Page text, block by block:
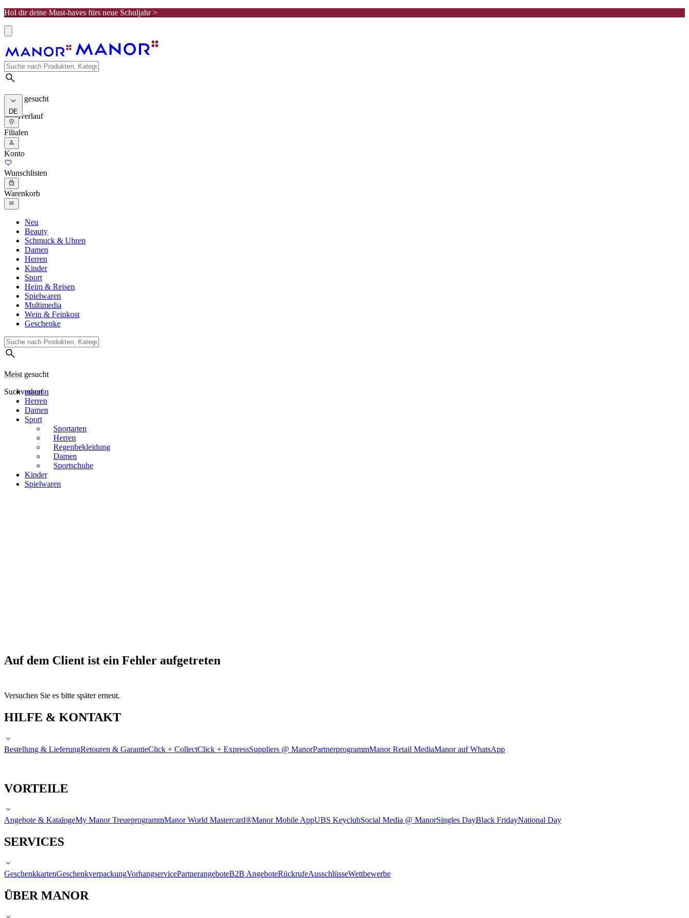
Hol dir deine Must-haves fürs neue Schuljahr >
Meist gesucht
Suchverlauf
DE
Filialen
Konto
Wunschlisten
Warenkorb
Neu
Beauty
Schmuck & Uhren
Damen
Herren
Kinder
Sport
Heim & Reisen
Spielwaren
Multimedia
Wein & Feinkost
Geschenke
Meist gesucht
Suchverlauf
macron
Herren
Damen
Sport
Sportarten
Herren
Regenbekleidung
Damen
Sportschuhe
Kinder
Spielwaren
Auf dem Client ist ein Fehler aufgetreten
Versuchen Sie es bitte später erneut.
HILFE & KONTAKT
Bestellung & LieferungRetouren & GarantieClick + CollectClick + ExpressSuppliers @ ManorPartnerprogrammManor Retail MediaManor auf WhatsApp
VORTEILE
Angebote & KatalogeMy Manor TreueprogrammManor World Mastercard®Manor Mobile AppUBS KeyclubSocial Media @ ManorSingles DayBlack FridayNational Day
SERVICES
GeschenkkartenGeschenkverpackungVorhangservicePartnerangeboteB2B AngeboteRückrufeAusschlüsseWettbewerbe
ÜBER MANOR